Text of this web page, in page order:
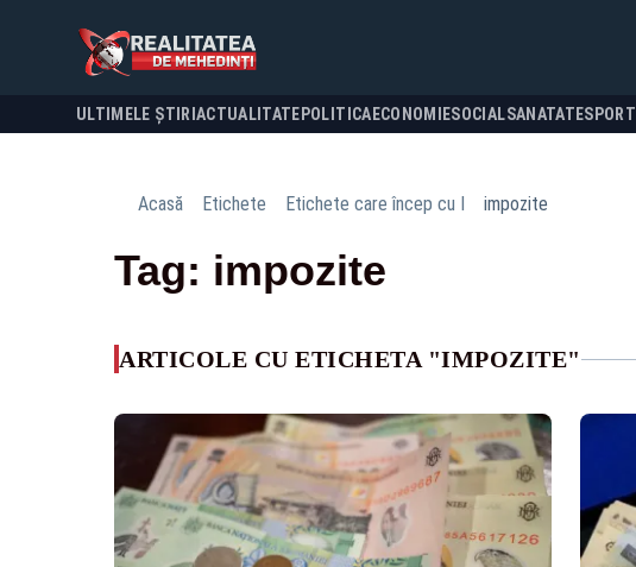
ULTIMELE ȘTIRI ACTUALITATE POLITICA ECONOMIESOCIALSANATATESPORT
Acasă Etichete Etichete care încep cu I impozite
Tag: impozite
ARTICOLE CU ETICHETA "IMPOZITE"